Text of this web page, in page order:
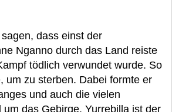
dass einst der
Nganno durch das Land reiste
tödlich verwundet wurde. So
um zu sterben. Dabei formte er
und auch die vielen
um das Gebirge. Yurrebilla ist der